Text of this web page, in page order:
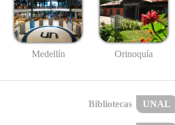
Medellín Orinoquía
Bibliotecas UNAL